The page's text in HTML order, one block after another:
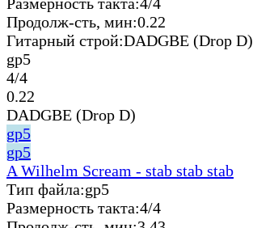
Продолж-сть, мин:0.22
Гитарный строй:DADGBE (Drop D)
gp5
4/4
0.22
DADGBE (Drop D)
gp5
gp5
A Wilhelm Scream - stab stab stab
Тип файла:gp5
Размерность такта:4/4